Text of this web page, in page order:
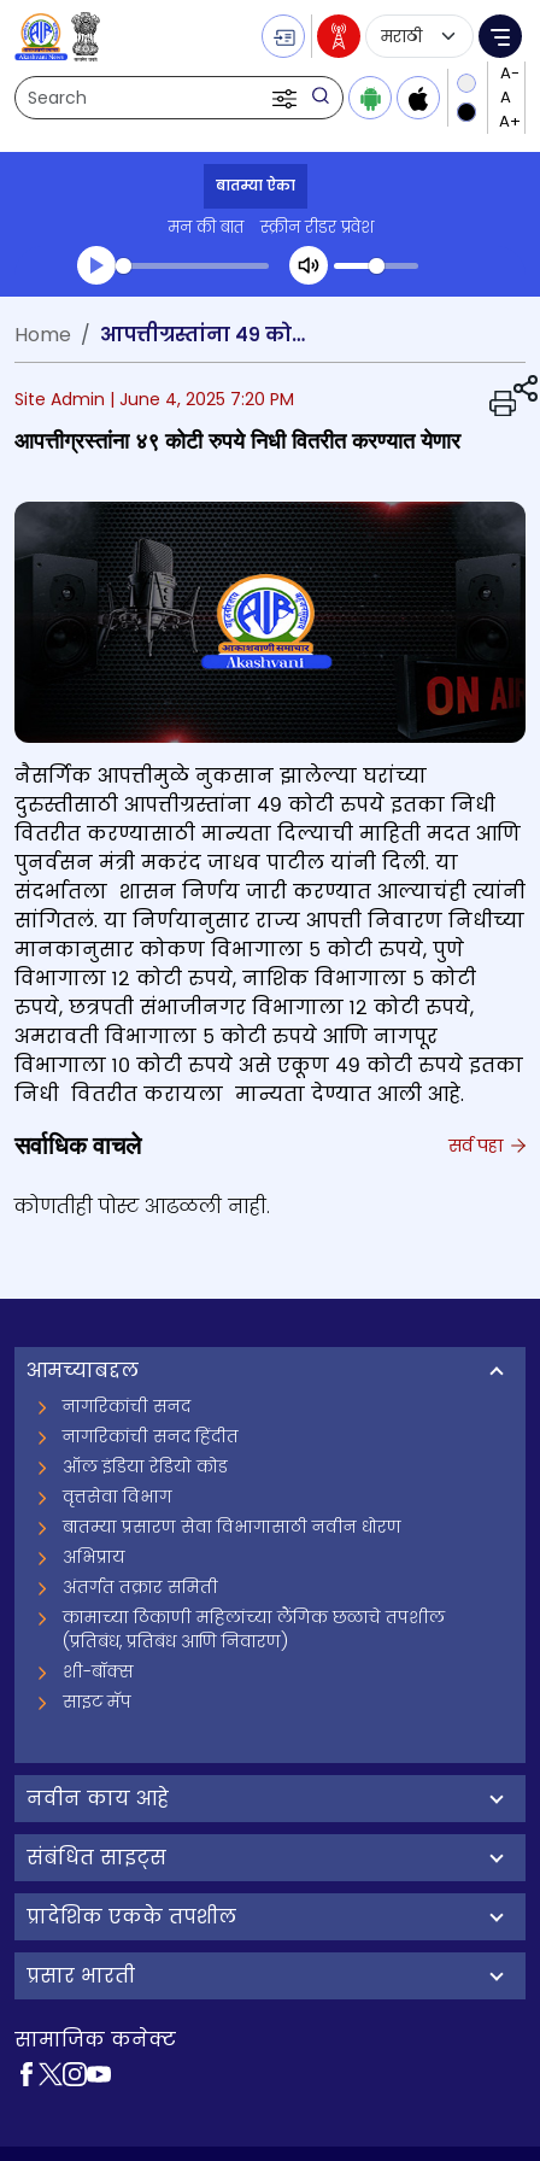
Search
Language
बातम्या ऐका
मन की बात स्क्रीन रीडर प्रवेश
Transcript summary
प्ले ऑडिओ
Home आपत्तीग्रस्तांना ४९ कोटी रुपये निधी वितरीत करण्यात येणार
Site Admin | June 4, 2025 7:20 PM
आपत्तीग्रस्तांना ४९ कोटी रुपये निधी वितरीत करण्यात येणार
नैसर्गिक आपत्तीमुळे नुकसान झालेल्या घरांच्या
दुरुस्तीसाठी आपत्तीग्रस्तांना ४९ कोटी रुपये इतका निधी
वितरीत करण्यासाठी मान्यता दिल्याची माहिती मदत आणि
पुनर्वसन मंत्री मकरंद जाधव पाटील यांनी दिली. या
संदर्भातला शासन निर्णय जारी करण्यात आल्याचंही त्यांनी
सांगितलं. या निर्णयानुसार राज्य आपत्ती निवारण निधीच्या
मानकानुसार कोकण विभागाला ५ कोटी रुपये, पुणे
विभागाला १२ कोटी रुपये, नाशिक विभागाला ५ कोटी
रुपये, छत्रपती संभाजीनगर विभागाला १२ कोटी रुपये,
अमरावती विभागाला ५ कोटी रुपये आणि नागपूर
विभागाला १० कोटी रुपये असे एकूण ४९ कोटी रुपये इतका
निधी वितरीत करायला मान्यता देण्यात आली आहे.
सर्वाधिक वाचले सर्व पहा
कोणतीही पोस्ट आढळली नाही.
आमच्याबद्दल
नागरिकांची सनद
नागरिकांची सनद हिंदीत
ऑल इंडिया रेडियो कोड
वृत्तसेवा विभाग
बातम्या प्रसारण सेवा विभागासाठी नवीन धोरण
अभिप्राय
अंतर्गत तक्रार समिती
कामाच्या ठिकाणी महिलांच्या लैंगिक छळाचे तपशील
(प्रतिबंध, प्रतिबंध आणि निवारण)
शी-बॉक्स
साइट मॅप
नवीन काय आहे
संबंधित साइट्स
प्रादेशिक एकके तपशील
प्रसार भारती
सामाजिक कनेक्ट